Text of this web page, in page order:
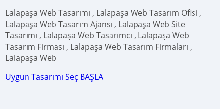
Lalapaşa Web Tasarımı , Lalapaşa Web Tasarım Ofisi ,
Lalapaşa Web Tasarım Ajansı , Lalapaşa Web Site
Tasarımı , Lalapaşa Web Tasarımcı , Lalapaşa Web
Tasarım Firması , Lalapaşa Web Tasarım Firmaları ,
Lalapaşa Web
Uygun Tasarımı Seç BAŞLA